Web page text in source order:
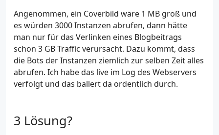
Angenommen, ein Coverbild wäre 1 MB groß und
es würden 3000 Instanzen abrufen, dann hätte
man nur für das Verlinken eines Blogbeitrags
schon 3 GB Traffic verursacht. Dazu kommt, dass
die Bots der Instanzen ziemlich zur selben Zeit alles
abrufen. Ich habe das live im Log des Webservers
verfolgt und das ballert da ordentlich durch.
Lösung?